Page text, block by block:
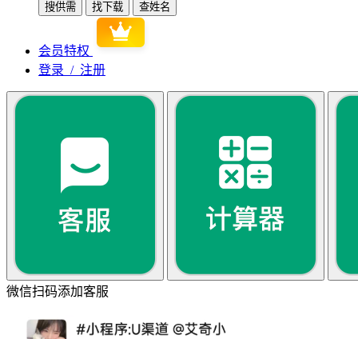
搜供需
找下载 查姓名
会员特权
登录 / 注册
微信扫码添加客服